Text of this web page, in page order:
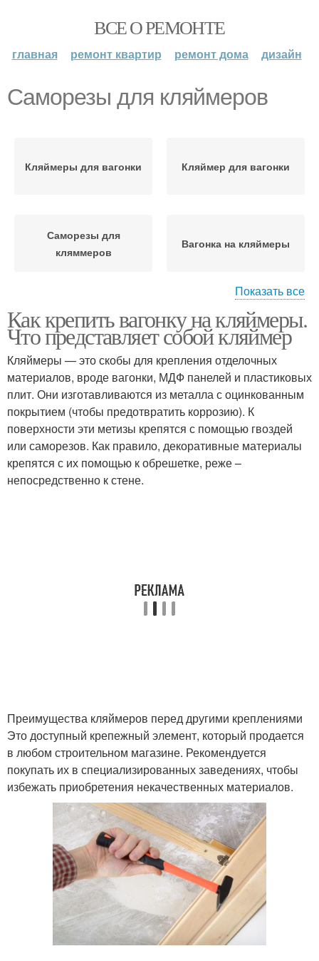
ВСЕ О РЕМОНТЕ
главная ремонт квартир ремонт дома дизайн
Саморезы для кляймеров
Кляймеры для вагонки Кляймер для вагонки
Саморезы для
кляммеров
Вагонка на кляймеры
Вагонки на кляймеры
Показать все
Как крепить вагонку на кляймеры.
Что представляет собой кляймер
Кляймеры — это скобы для крепления отделочных
материалов, вроде вагонки, МДФ панелей и пластиковых
плит. Они изготавливаются из металла с оцинкованным
покрытием (чтобы предотвратить коррозию). К
поверхности эти метизы крепятся с помощью гвоздей
или саморезов. Как правило, декоративные материалы
крепятся с их помощью к обрешетке, реже –
непосредственно к стене.
Преимущества кляймеров перед другими креплениями
Это доступный крепежный элемент, который продается
в любом строительном магазине. Рекомендуется
покупать их в специализированных заведениях, чтобы
избежать приобретения некачественных материалов.